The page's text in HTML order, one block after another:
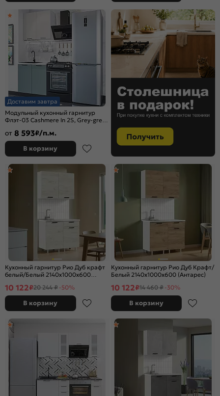
Доставим завтра
Модульный кухонный гарнитур
Флэт-03 Cashmere In 2S, Grey-green
2140x800x478
от 8 593₽/п.м.
В корзину
Кухонный гарнитур Рио Дуб крафт
белый/Белый 2140x1000x600
10 122₽20 244 ₽ -50%
В корзину
Кухонный гарнитур Рио Дуб Крафт/
Белый 2140x1000x600 (Антарес)
10 122₽14 460 ₽ -30%
В корзину